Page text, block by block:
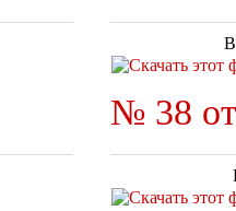
№ 38 от